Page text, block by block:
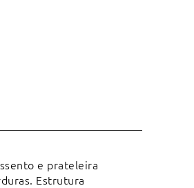
e prateleira
Estrutura